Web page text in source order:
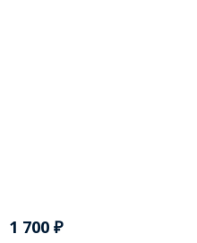
1 700 ₽